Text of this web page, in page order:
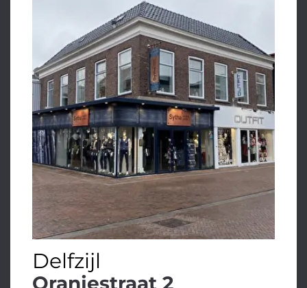
Delfzijl
Oranjestraat 2